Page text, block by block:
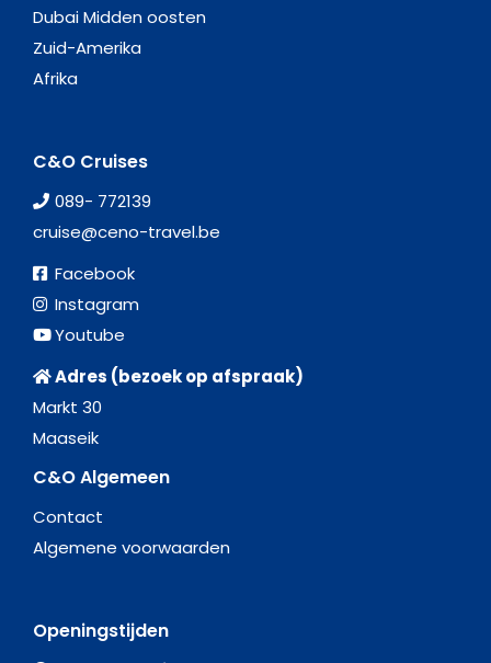
Dubai Midden oosten
Zuid-Amerika
Afrika
C&O Cruises
089- 772139
cruise@ceno-travel.be
Facebook
Instagram
Youtube
Adres (bezoek op afspraak)
Markt 30
Maaseik
C&O Algemeen
Contact
Algemene voorwaarden
Openingstijden